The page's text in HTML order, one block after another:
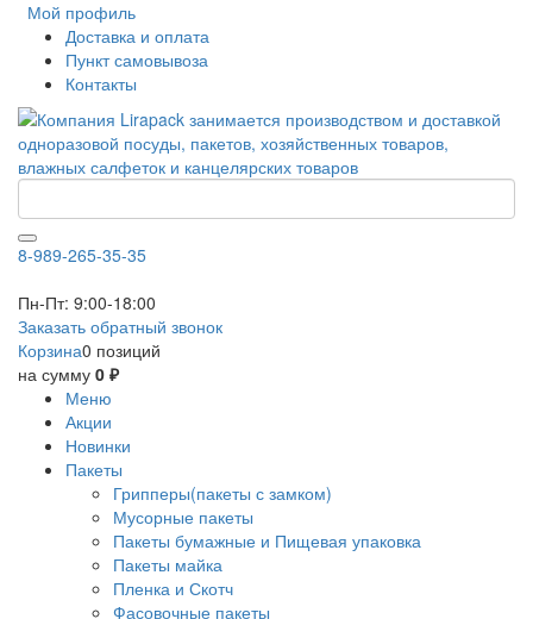
Мой профиль
Доставка и оплата
Пункт самовывоза
Контакты
8-989-265-35-35
Пн-Пт: 9:00-18:00
Заказать обратный звонок
Корзина0 позиций
на сумму 0 ₽
Меню
Акции
Новинки
Пакеты
Грипперы(пакеты с замком)
Мусорные пакеты
Пакеты бумажные и Пищевая упаковка
Пакеты майка
Пленка и Скотч
Фасовочные пакеты